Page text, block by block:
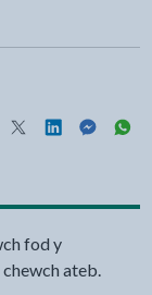
dudalen hon wrth
y dudalen hon
y dudalen
Rhannwch y
Rhannwch y
fod y
ateb.